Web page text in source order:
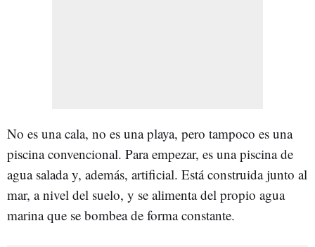
No es una cala, no es una playa, pero tampoco es una
piscina convencional. Para empezar, es una piscina de
agua salada y, además, artificial. Está construida junto al
mar, a nivel del suelo, y se alimenta del propio agua
marina que se bombea de forma constante.